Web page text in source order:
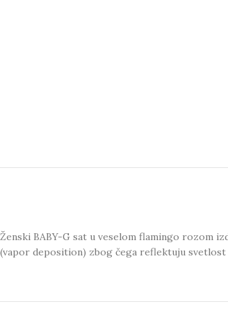
Ženski BABY-G sat u veselom flamingo rozom
(vapor deposition) zbog čega reflektuju